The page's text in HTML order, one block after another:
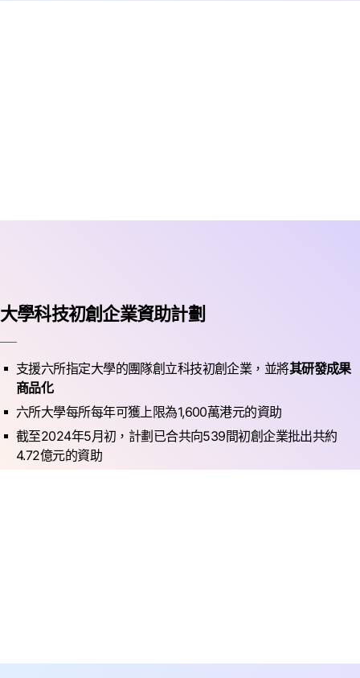
大學科技初創企業資助計劃
支援六所指定大學的團隊創立科技初創企業，並將其研發成果
商品化
六所大學每所每年可獲上限為1,600萬港元的資助
截至2024年5月初，計劃已合共向539間初創企業批出共約
4.72億元的資助